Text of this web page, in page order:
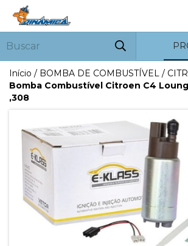
Início / BOMBA DE COMBUSTÍVEL /
Bomba Combustível Citroen C4
,308